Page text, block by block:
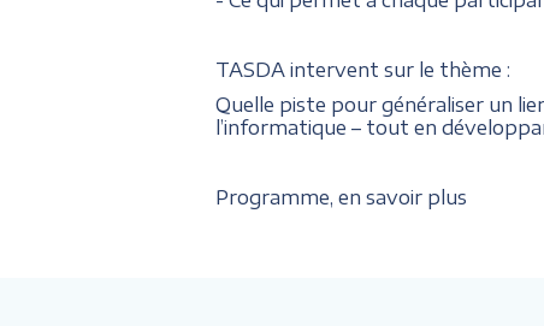
TASDA intervent sur le thème :
Quelle piste pour généraliser un
l’informatique – tout en
Programme, en savoir plus